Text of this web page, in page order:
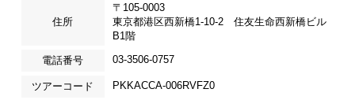
住所
〒105-0003
東京都港区西新橋1-10-2 住友生命西新橋ビル
B1階
電話番号 03-3506-0757
ツアーコード PKKACCA-006RVFZ0